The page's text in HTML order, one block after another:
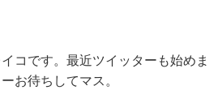
コです。最近ツイッターも始めま
お待ちしてマス。